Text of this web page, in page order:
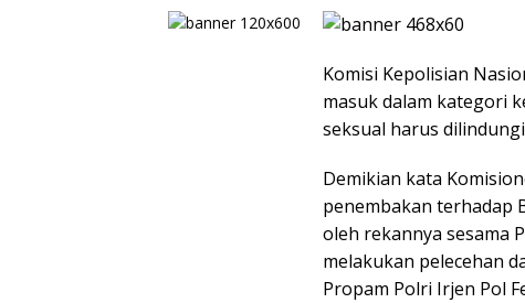
Komisi Kepolisian
masuk dalam kategori
seksual harus
Demikian kata
penembakan terhadap
oleh rekannya sesama
melakukan pelecehan
Propam Polri Irjen Pol